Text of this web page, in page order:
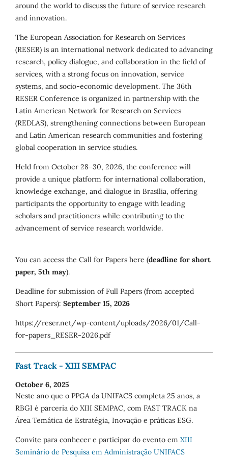
around the world to discuss the future of service research
and innovation.
The European Association for Research on Services
(RESER) is an international network dedicated to advancing
research, policy dialogue, and collaboration in the field of
services, with a strong focus on innovation, service
systems, and socio-economic development. The 36th
RESER Conference is organized in partnership with the
Latin American Network for Research on Services
(REDLAS), strengthening connections between European
and Latin American research communities and fostering
global cooperation in service studies.
Held from October 28–30, 2026, the conference will
provide a unique platform for international collaboration,
knowledge exchange, and dialogue in Brasília, offering
participants the opportunity to engage with leading
scholars and practitioners while contributing to the
advancement of service research worldwide.
You can access the Call for Papers here (deadline for short
paper, 5th may).
Deadline for submission of Full Papers (from accepted
Short Papers): September 15, 2026
https://reser.net/wp-content/uploads/2026/01/Call-
for-papers_RESER-2026.pdf
Fast Track - XIII SEMPAC
October 6, 2025
Neste ano que o PPGA da UNIFACS completa 25 anos, a
RBGI é parceria do XIII SEMPAC, com FAST TRACK na
Área Temática de Estratégia, Inovação e práticas ESG.
Convite para conhecer e participar do evento em XIII
Seminário de Pesquisa em Administração UNIFACS